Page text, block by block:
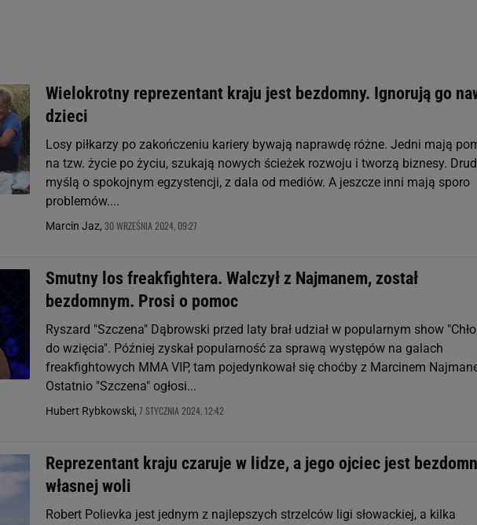
Wielokrotny reprezentant kraju jest bezdomny. Ignorują go
dzieci
Losy piłkarzy po zakończeniu kariery bywają naprawdę różne. Jedni mają
na tzw. życie po życiu, szukają nowych ścieżek rozwoju i tworzą biznesy.
myślą o spokojnym egzystencji, z dala od mediów. A jeszcze inni mają sporo
problemów....
Marcin Jaz, 30 WRZEŚNIA 2024, 09:27
Smutny los freakfightera. Walczył z Najmanem, został
bezdomnym. Prosi o pomoc
Ryszard "Szczena" Dąbrowski przed laty brał udział w popularnym show
do wzięcia". Później zyskał popularność za sprawą występów na galach
freakfightowych MMA VIP, tam pojedynkował się choćby z Marcinem
Ostatnio "Szczena" ogłosi...
Hubert Rybkowski, 7 STYCZNIA 2024, 12:42
Reprezentant kraju czaruje w lidze, a jego ojciec jest
własnej woli
Robert Polievka jest jednym z najlepszych strzelców ligi słowackiej, a kilka